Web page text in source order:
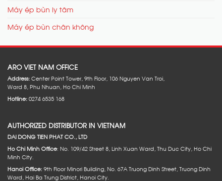
Máy ép bùn ly tâm
Máy ép bùn chân không
ARO VIET NAM OFFICE
Address:Center Point Tower, 9th Floor, 106 Nguyen Van Troi,
Ward 8, Phu Nhuan, Ho Chi Minh
Hotline:0274 6535 168
AUTHORIZED DISTRIBUTOR IN VIETNAM
DAI DONG TIEN PHAT CO., LTD
Ho Chi Minh Office: No. 109/42 Street 8, Linh Xuan Ward, Thu Duc City, Ho Chi
Minh City.
Hanoi Office:9th Floor Minori Building, No. 67A Truong Dinh Street, Truong Dinh
Ward, Hai Ba Trung District, Hanoi City.